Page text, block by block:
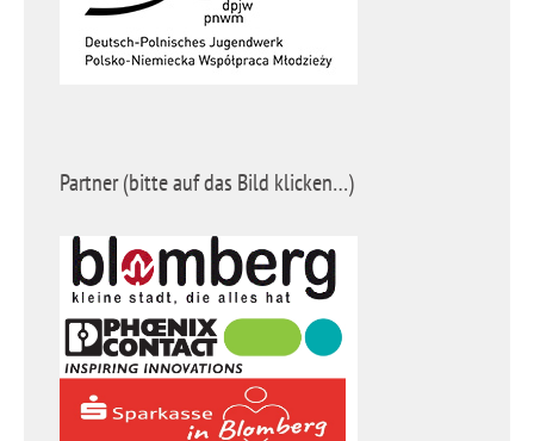
Partner (bitte auf das Bild klicken…)